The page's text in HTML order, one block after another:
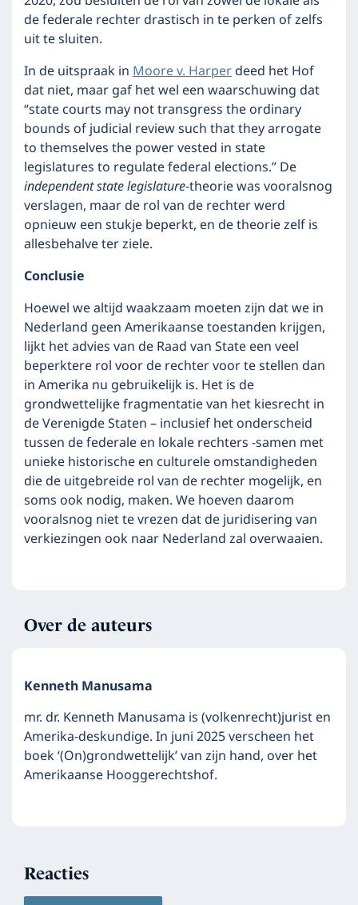
de federale rechter drastisch in te perken of zelfs
uit te sluiten.
In de uitspraak inMoore v. Harperdeed het Hof
dat niet, maar gaf het wel een waarschuwing dat
“state courts may not transgress the ordinary
bounds of judicial review such that they arrogate
to themselves the power vested in state
legislatures to regulate federal elections.” De
independent state legislature-theorie was vooralsnog
verslagen, maar de rol van de rechter werd
opnieuw een stukje beperkt, en de theorie zelf is
allesbehalve ter ziele.
Conclusie
Hoewel we altijd waakzaam moeten zijn dat we in
Nederland geen Amerikaanse toestanden krijgen,
lijkt het advies van de Raad van State een veel
beperktere rol voor de rechter voor te stellen dan
in Amerika nu gebruikelijk is. Het is de
grondwettelijke fragmentatie van het kiesrecht in
de Verenigde Staten – inclusief het onderscheid
tussen de federale en lokale rechters -samen met
unieke historische en culturele omstandigheden
die de uitgebreide rol van de rechter mogelijk, en
soms ook nodig, maken. We hoeven daarom
vooralsnog niet te vrezen dat de juridisering van
verkiezingen ook naar Nederland zal overwaaien.
Over de auteurs
Kenneth Manusama
mr. dr. Kenneth Manusama is (volkenrecht)jurist en
Amerika-deskundige. In juni 2025 verscheen het
boek ‘(On)grondwettelijk’ van zijn hand, over het
Amerikaanse Hooggerechtshof.
Reacties